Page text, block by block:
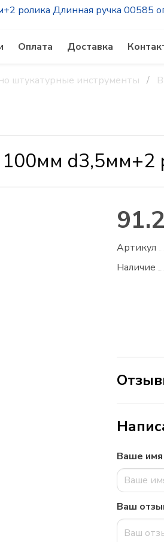
Оплата Доставка
штукатурные инструменты
d3,5мм+2
Артикул
Наличие
Ваше имя
Ваш